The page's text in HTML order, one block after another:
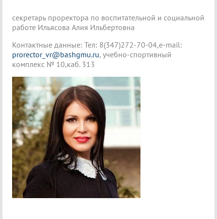
секретарь проректора по воспитательной и социальной
работе Ильясова Алия Ильбертовна
Контактные данные: Тел: 8(347)272-70-04,e-mail:
prorector_vr@bashgmu.ru, учебно-спортивный
комплекс № 10,каб. 313